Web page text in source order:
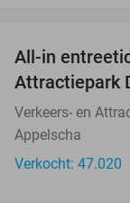
All-in
Attractiepark
Verkeers- en
Appelscha
Verkocht: 47.020